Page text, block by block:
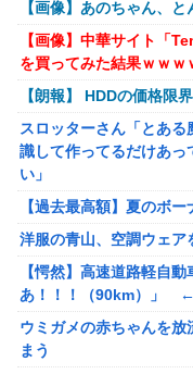
【にじさんじ】
骨すぎる
【動画】マーベルの
すぎて話題に
【画像あり】ディズニ
て賛否両論ｗｗｗｗｗ
【動画】熊本地震発生時
海外「先進国で日本だ
か」
【朗報】ぐらんぶるの
【悲報】ショートスリー
るｗｗｗｗ
【画像】咲-saki-作者、
夫さん、妻に「天井の
て性行為 → 凄いことに
【悲報】イオン、大行
ｗｗ
【画像】あのちゃん、
【画像】中華サイト「
を買ってみた結果ｗｗｗ
【朗報】 HDDの価格限
スロッターさん「とあ
識して作ってるだけあっ
い」
【過去最高額】夏のボ
洋服の青山、空調ウェア
【愕然】高速道路軽自
あ！！！（90km）」
ウミガメの赤ちゃんを
まう